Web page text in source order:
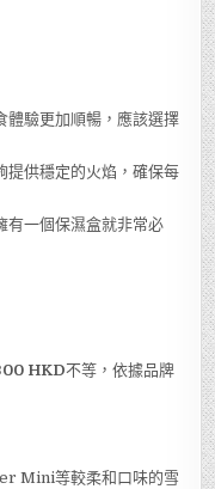
體驗更加順暢，應該選擇
提供穩定的火焰，確保每
有一個保濕盒就非常必
HKD不等，依據品牌
Mini等較柔和口味的雪